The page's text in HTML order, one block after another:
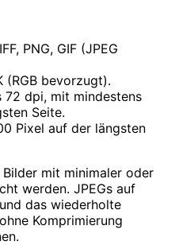
PNG, GIF (JPEG
(RGB bevorzugt).
72 dpi, mit mindestens
Seite.
Pixel auf der längsten
mit minimaler oder
werden. JPEGs auf
das wiederholte
Komprimierung